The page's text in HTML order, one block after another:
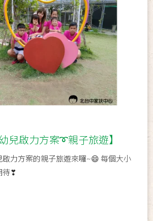
兒啟力方案➰親子旅遊】
啟力方案的親子旅遊來囉~😄 每個大小
待❣